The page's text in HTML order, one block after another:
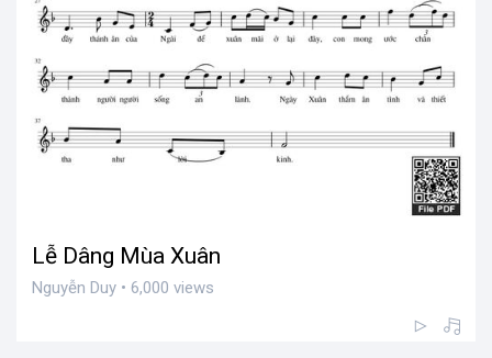
Lễ Dâng Mùa Xuân
Nguyễn Duy • 6,000 views